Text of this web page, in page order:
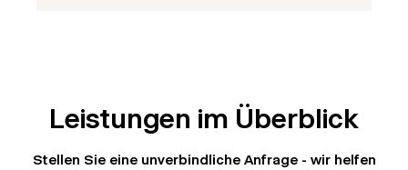
Leistungen im Überblick
Stellen Sie eine unverbindliche Anfrage - wir helfen